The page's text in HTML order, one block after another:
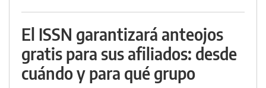
El ISSN garantizará anteojos
gratis para sus afiliados: desde
cuándo y para qué grupo